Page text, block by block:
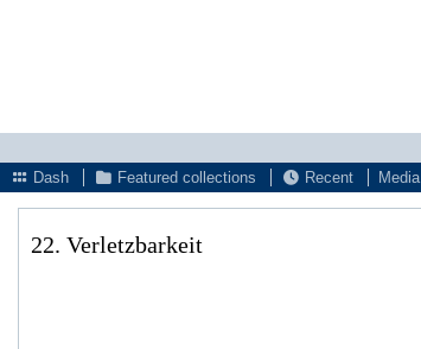
Dash
Featured collections Recent Media
22. Verletzbarkeit